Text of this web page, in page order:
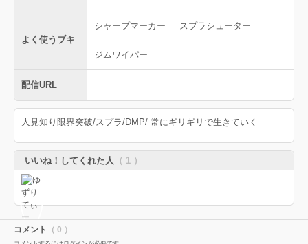
よく使うブキ
シャープマーカー スプラシューター
ジムワイパー
配信URL
人見知り限界突破/スプラ/DMP/ 常にギリギリで生きていく
いいね！してくれた人 （ 1 ）
コメント （ 0 ）